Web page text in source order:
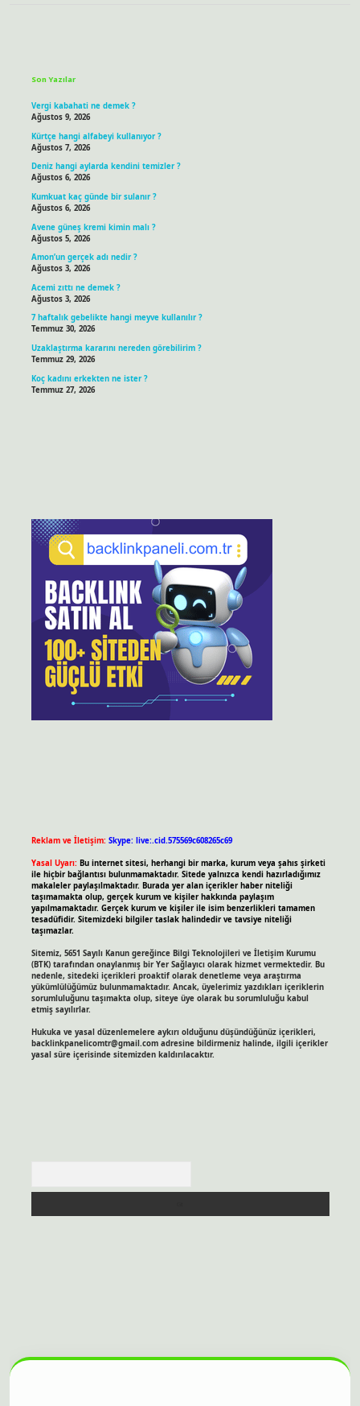
Son Yazılar
Vergi kabahati ne demek ?
Ağustos 9, 2026
Kürtçe hangi alfabeyi kullanıyor ?
Ağustos 7, 2026
Deniz hangi aylarda kendini temizler ?
Ağustos 6, 2026
Kumkuat kaç günde bir sulanır ?
Ağustos 6, 2026
Avene güneş kremi kimin malı ?
Ağustos 5, 2026
Amon’un gerçek adı nedir ?
Ağustos 3, 2026
Acemi zıttı ne demek ?
Ağustos 3, 2026
7 haftalık gebelikte hangi meyve kullanılır ?
Temmuz 30, 2026
Uzaklaştırma kararını nereden görebilirim ?
Temmuz 29, 2026
Koç kadını erkekten ne ister ?
Temmuz 27, 2026
Reklam ve İletişim: Skype: live:.cid.575569c608265c69
Yasal Uyarı: Bu internet sitesi, herhangi bir marka, kurum veya şahıs şirketi
ile hiçbir bağlantısı bulunmamaktadır. Sitede yalnızca kendi hazırladığımız
makaleler paylaşılmaktadır. Burada yer alan içerikler haber niteliği
taşımamakta olup, gerçek kurum ve kişiler hakkında paylaşım
yapılmamaktadır. Gerçek kurum ve kişiler ile isim benzerlikleri tamamen
tesadüfidir. Sitemizdeki bilgiler taslak halindedir ve tavsiye niteliği
taşımazlar.
Sitemiz, 5651 Sayılı Kanun gereğince Bilgi Teknolojileri ve İletişim Kurumu
(BTK) tarafından onaylanmış bir Yer Sağlayıcı olarak hizmet vermektedir. Bu
nedenle, sitedeki içerikleri proaktif olarak denetleme veya araştırma
yükümlülüğümüz bulunmamaktadır. Ancak, üyelerimiz yazdıkları içeriklerin
sorumluluğunu taşımakta olup, siteye üye olarak bu sorumluluğu kabul
etmiş sayılırlar.
Hukuka ve yasal düzenlemelere aykırı olduğunu düşündüğünüz içerikleri,
backlinkpanelicomtr@gmail.comadresine bildirmeniz halinde, ilgili içerikler
yasal süre içerisinde sitemizden kaldırılacaktır.